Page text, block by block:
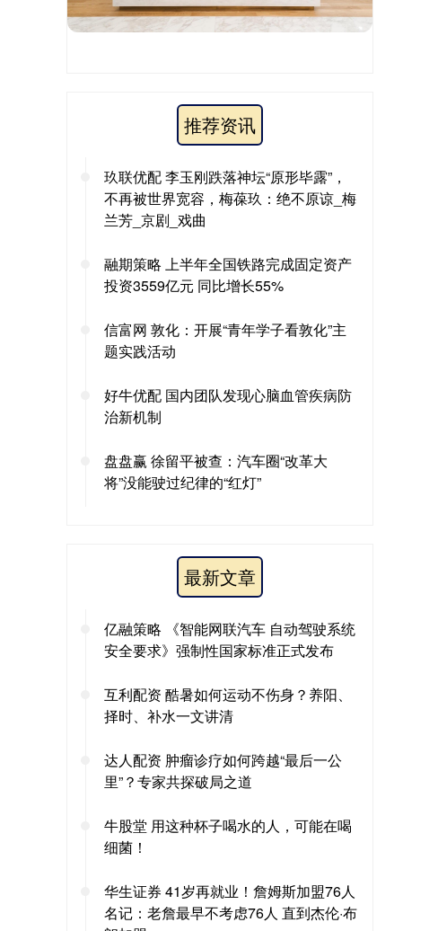
推荐资讯
玖联优配 李玉刚跌落神坛“原形毕露”，
不再被世界宽容，梅葆玖：绝不原谅_梅
兰芳_京剧_戏曲
融期策略 上半年全国铁路完成固定资产
投资3559亿元 同比增长55%
信富网 敦化：开展“青年学子看敦化”主
题实践活动
好牛优配 国内团队发现心脑血管疾病防
治新机制
盘盘赢 徐留平被查：汽车圈“改革大
将”没能驶过纪律的“红灯”
最新文章
亿融策略 《智能网联汽车 自动驾驶系统
安全要求》强制性国家标准正式发布
互利配资 酷暑如何运动不伤身？养阳、
择时、补水一文讲清
达人配资 肿瘤诊疗如何跨越“最后一公
里”？专家共探破局之道
牛股堂 用这种杯子喝水的人，可能在喝
细菌！
华生证券 41岁再就业！詹姆斯加盟76人
名记：老詹最早不考虑76人 直到杰伦·布